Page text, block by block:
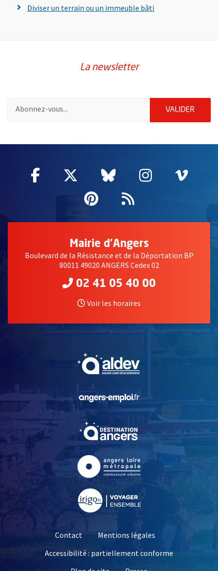
Diviser un terrain ou un immeuble bâti
La newsletter
VALIDER
Facebook
, Ouvre une nouvelle fenêtre
Twitter
, Ouvre une nouvelle
Bluesky
, Ouvre une
Instagram
, Ouvre
,
Pinterest
, Ouvre une
Flux RSS
Mairie d'Angers
Boulevard de la Résistance et de la Déportation BP
80011 49020 ANGERS Cedex 02
02 41 05 40 00
Voir les horaires
, Ouvre une nouvelle
, Ouvre une nouvelle
Contact
Mentions légales
Accessibilité : partiellement conforme